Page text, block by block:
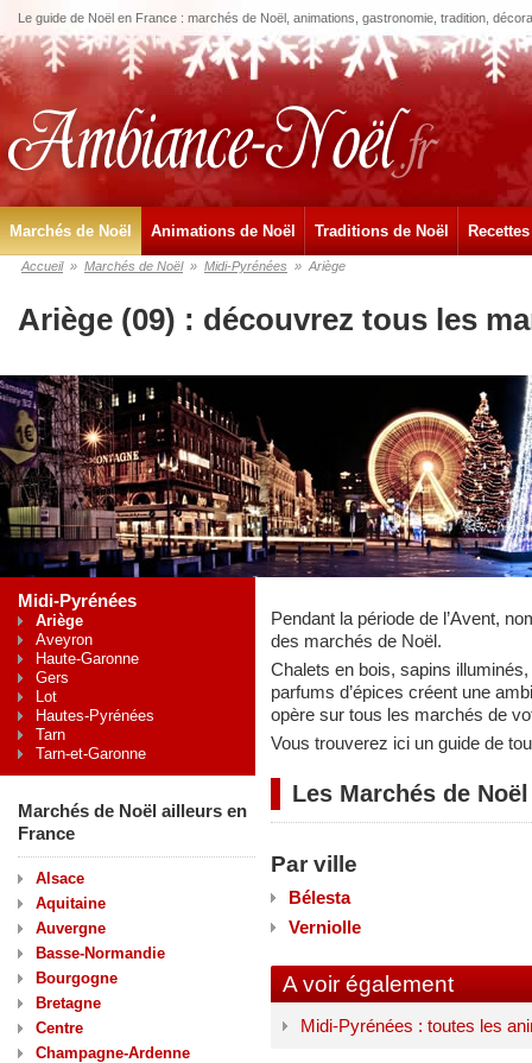
Le guide de Noël en France : marchés de Noël, animations, gastronomie, tradition,
Marchés de Noël Animations de Noël Traditions de Noël
Accueil » Marchés de Noël » Midi-Pyrénées » Ariège
Ariège (09) : découvrez tous les
Midi-Pyrénées
Ariège
Aveyron
Haute-Garonne
Gers
Lot
Hautes-Pyrénées
Tarn
Tarn-et-Garonne
Marchés de Noël ailleurs en
France
Alsace
Aquitaine
Auvergne
Basse-Normandie
Bourgogne
Bretagne
Centre
Champagne-Ardenne
Pendant la période de l’Avent,
des marchés de Noël.
Chalets en bois, sapins
parfums d’épices créent une
opère sur tous les marchés de
Vous trouverez ici un guide de
Les Marchés de
Par ville
Bélesta
Verniolle
A voir également
Midi-Pyrénées : toutes les